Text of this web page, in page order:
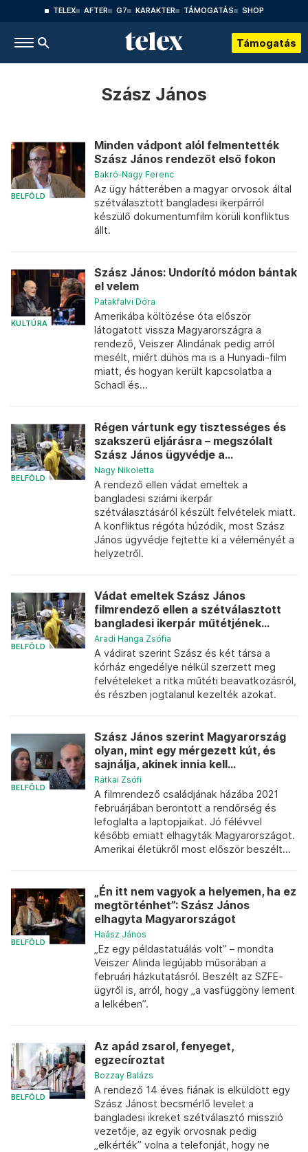
TELEX AFTER G7 KARAKTER TÁMOGATÁS SHOP
Támogatás
Szász János
BELFÖLD
Minden vádpont alól felmentették
Szász János rendezőt első fokon
Bakró-Nagy Ferenc
Az ügy hátterében a magyar orvosok által
szétválasztott bangladesi ikerpárról
készülő dokumentumfilm körüli konfliktus
állt.
KULTÚRA
Szász János: Undorító módon bántak
el velem
Patakfalvi Dóra
Amerikába költözése óta először
látogatott vissza Magyarországra a
rendező, Veiszer Alindának pedig arról
mesélt, miért dühös ma is a Hunyadi-film
miatt, és hogyan került kapcsolatba a
Schadl és...
BELFÖLD
Régen vártunk egy tisztességes és
szakszerű eljárásra – megszólalt
Szász János ügyvédje a...
Nagy Nikoletta
A rendező ellen vádat emeltek a
bangladesi sziámi ikerpár
szétválasztásáról készült felvételek miatt.
A konfliktus régóta húzódik, most Szász
János ügyvédje fejtette ki a véleményét a
helyzetről.
BELFÖLD
Vádat emeltek Szász János
filmrendező ellen a szétválasztott
bangladesi ikerpár műtétjének...
Aradi Hanga Zsófia
A vádirat szerint Szász és két társa a
kórház engedélye nélkül szerzett meg
felvételeket a ritka műtéti beavatkozásról,
és részben jogtalanul kezelték azokat.
BELFÖLD
Szász János szerint Magyarország
olyan, mint egy mérgezett kút, és
sajnálja, akinek innia kell...
Rátkai Zsófi
A filmrendező családjának házába 2021
februárjában berontott a rendőrség és
lefoglalta a laptopjaikat. Jó félévvel
később emiatt elhagyták Magyarországot.
Amerikai életükről most először beszélt...
BELFÖLD
„Én itt nem vagyok a helyemen, ha ez
megtörténhet”: Szász János
elhagyta Magyarországot
Haász János
„Ez egy példastatuálás volt” – mondta
Veiszer Alinda legújabb műsorában a
februári házkutatásról. Beszélt az SZFE-
ügyről is, arról, hogy „a vasfüggöny lement
a lelkében”.
BELFÖLD
Az apád zsarol, fenyeget,
egzecíroztat
Bozzay Balázs
A rendező 14 éves fiának is elküldött egy
Szász Jánost becsmérlő levelet a
bangladesi ikreket szétválasztó misszió
vezetője, az egyik orvosnak pedig
„elkérték” volna a telefonját, hogy ne